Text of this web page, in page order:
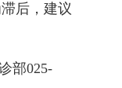
后，建议
部025-